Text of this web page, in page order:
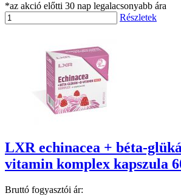
*az akció előtti 30 nap legalacsonyabb ára
Részletek
LXR echinacea + béta-
vitamin komplex kapszula
Bruttó fogyasztói ár: